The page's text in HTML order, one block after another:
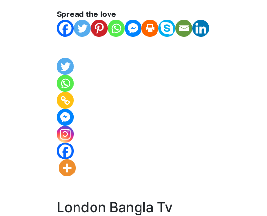
Spread the love
London Bangla Tv